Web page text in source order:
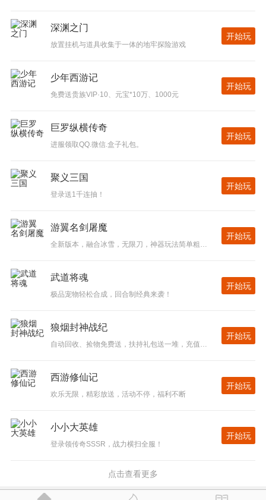
深渊之门
放置挂机与道具收集于一体的地牢探险游戏
开始玩
少年西游记
免费送贵族VIP·10、元宝*10万、1000元
开始玩
巨罗纵横传奇
进服领取QQ.微信.盒子礼包。
开始玩
聚义三国
登录送1千连抽！
开始玩
游翼名剑屠魔
全新版本，融合冰雪，无限刀，神器玩法简单粗暴，一切看脸
开始玩
武道将魂
极品宠物轻松合成，回合制经典来袭！
开始玩
狼烟封神战纪
自动回收、捡物免费送，扶持礼包送一堆，充值只是捷径，零充才是王道!
开始玩
西游修仙记
欢乐无限，精彩放送，活动不停，福利不断
开始玩
小小大英雄
登录领传奇SSSR，战力横扫全服！
开始玩
点击查看更多